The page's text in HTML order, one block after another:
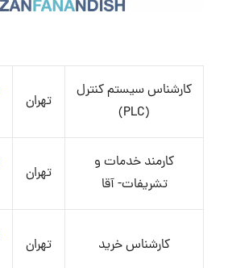
کارشناس سیستم کنترل
(PLC)
تهران
کارمند خدمات و
تشریفات- آقا
تهران
کارشناس خرید تهران